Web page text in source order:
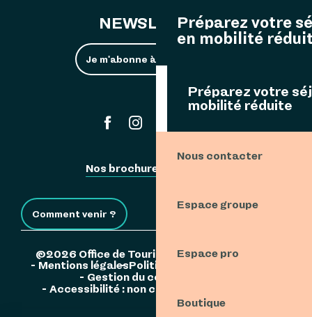
Préparez votre
en mobilité
Préparez votre
mobilité réduite
Nous contacter
Espace groupe
Espace pro
Boutique
NEWSLETTER
Je m'abonne à la newsletter
Nos brochures
Comment venir ?
©2026 Office de Tourisme de l'Île d'Ouessant
Mentions légalesPolitique de confidentialité
Gestion du consentement
Accessibilité : non conforme